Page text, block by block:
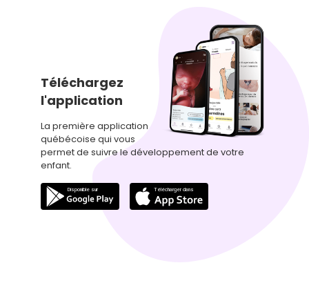
Téléchargez
l'application
La première application
québécoise qui vous
permet de suivre le développement de votre
enfant.